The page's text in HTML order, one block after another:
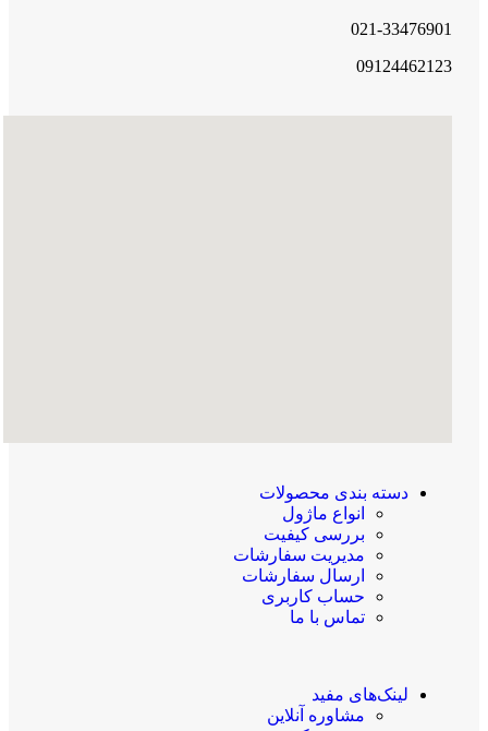
021-33476901
09124462123
دسته بندی محصولات
انواع ماژول
بررسی کیفیت
مدیریت سفارشات
ارسال سفارشات
حساب کاربری
تماس با ما
لینک‌های مفید
مشاوره آنلاین